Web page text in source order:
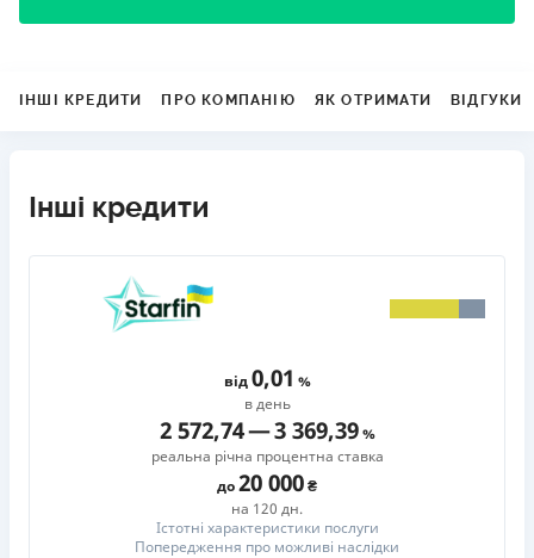
ІНШІ КРЕДИТИ ПРО КОМПАНІЮ ЯК ОТРИМАТИ ВІДГУКИ
Інші кредити
від0,01
в день
2 572,74—3 369,39
реальна річна процентна ставка
до20 000
на 120 дн.
Істотні характеристики послуги
Попередження про можливі наслідки